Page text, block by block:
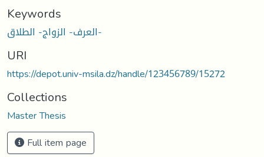
Keywords
العرف- الزواج- الطلاق-
URI
https://depot.univ-msila.dz/handle/123456789/15272
Collections
Master Thesis
Full item page